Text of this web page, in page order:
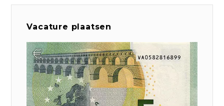
Vacature plaatsen